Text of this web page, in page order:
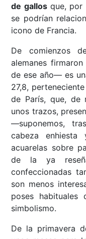
de gallosque, por
se podrían
icono de Francia.
De comienzos
alemanes
de ese año— es
27,8,
de París, que, de
unos trazos,
—suponemos,
cabeza enhiesta
acuarelas sobre
de la ya
confeccionadas
son menos
poses habituales
simbolismo.
De la primavera